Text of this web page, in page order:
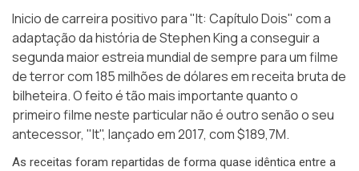
Inicio de carreira positivo para "It: Capítulo Dois" com a
adaptação da história de Stephen King a conseguir a
segunda maior estreia mundial de sempre para um filme
de terror com 185 milhões de dólares em receita bruta de
bilheteira. O feito é tão mais importante quanto o
primeiro filme neste particular não é outro senão o seu
antecessor, "It", lançado em 2017, com $189,7M.
As receitas foram repartidas de forma quase idêntica entre a